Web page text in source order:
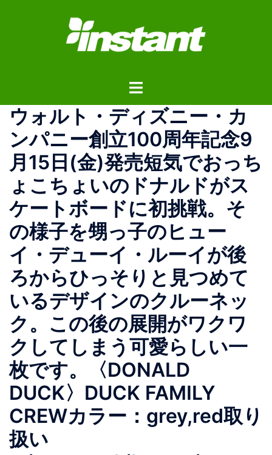
ス
ト
ル
メ
ニ
ュ
ー
ウォルト・ディズニー・カ
ンパニー創立100周年記念9
月15日(金)発売短気でおっち
ょこちょいのドナルドがス
ケートボードに初挑戦。そ
の様子を甥っ子のヒュー
イ・デューイ・ルーイが後
ろからひっそりと見つめて
いるデザインのクルーネッ
ク。この後の展開がワクワ
クしてしまう可愛らしい一
枚です。〈DONALD
DUCK〉DUCK FAMILY
CREWカラー：grey,red取り
扱い